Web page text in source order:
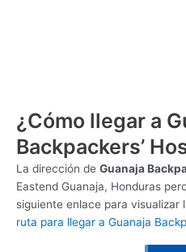
¿Cómo llegar a
Backpackers’
La dirección de Guanaja
Eastend Guanaja, Honduras
siguiente enlace para visualizar
ruta para llegar a Guanaja